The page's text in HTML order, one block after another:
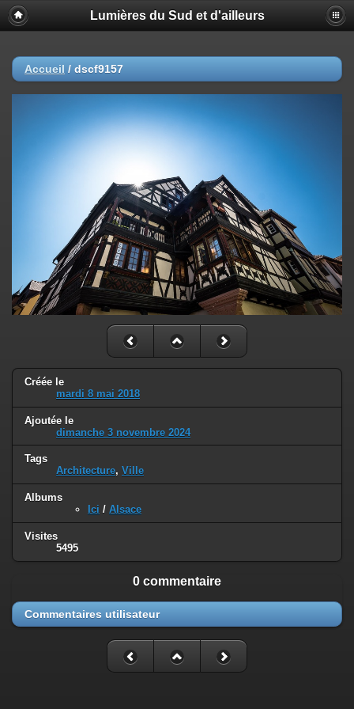
Lumières du Sud et d'ailleurs
Accueil / dscf9157
Créée le
mardi 8 mai 2018
Ajoutée le
dimanche 3 novembre 2024
Tags
Architecture, Ville
Albums
Ici / Alsace
Visites
5495
0 commentaire
Commentaires utilisateur